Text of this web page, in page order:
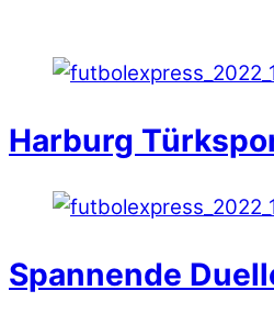
Harburg
Spannende